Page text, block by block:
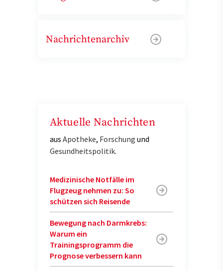
Nachrichtenarchiv
Aktuelle Nachrichten
aus Apotheke, Forschung und
Gesundheitspolitik.
Medizinische Notfälle im
Flugzeug nehmen zu: So
schützen sich Reisende
Bewegung nach Darmkrebs:
Warum ein
Trainingsprogramm die
Prognose verbessern kann